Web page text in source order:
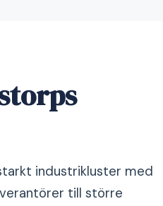
industrikluster med
till större